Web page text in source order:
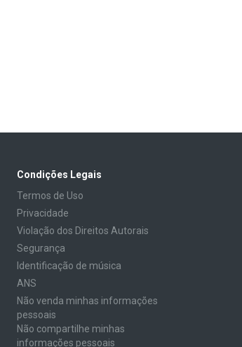
Condições Legais
Termos de Uso
Privacidade
Violação dos Direitos Autorais
Segurança
Identificação de música
ANS
Não venda minhas informações
pessoais
Não compartilhe minhas
informações pessoais